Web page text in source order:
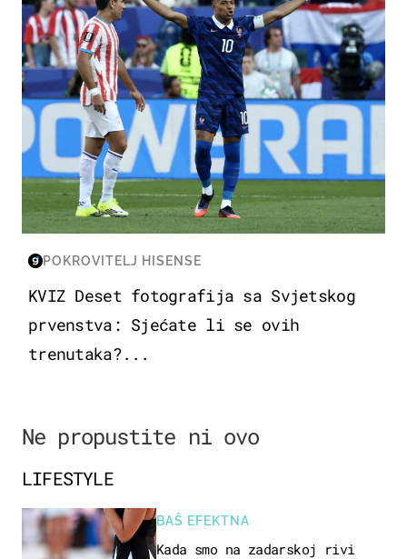
POKROVITELJ HISENSE
KVIZ Deset fotografija sa Svjetskog
prvenstva: Sjećate li se ovih
trenutaka?...
Ne propustite ni ovo
LIFESTYLE
BAŠ EFEKTNA
Kada smo na zadarskoj rivi